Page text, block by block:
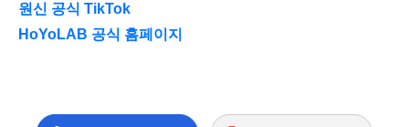
원신 공식 TikTok
HoYoLAB 공식 홈페이지